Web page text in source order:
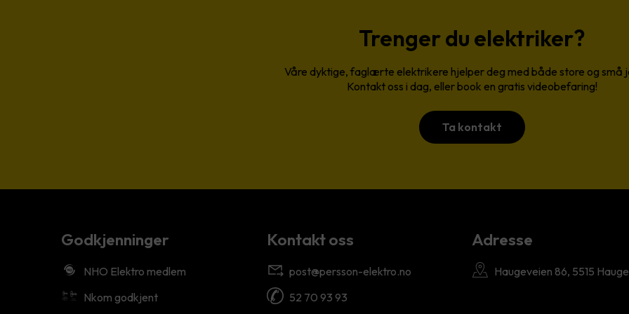
Trenger du elektriker?
Våre dyktige, faglærte elektrikere hjelper deg med både store og små
Kontakt oss i dag, eller book en gratis videobefaring!
Ta kontakt
Godkjenninger
NHO Elektro medlem
Nkom godkjent
Kontakt oss
post@persson-elektro.no
52 70 93 93
Adresse
Haugeveien 86, 5515